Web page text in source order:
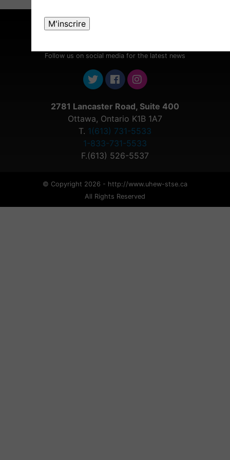
Follow us on social media for the latest news
2781 Lancaster Road, Suite 400
Ottawa, Ontario K1B 1A7
T. 1(613) 731-5533
1-833-731-5533
F.(613) 526-5537
© Copyright 2026 - http://www.uhew-stse.ca
All Rights Reserved